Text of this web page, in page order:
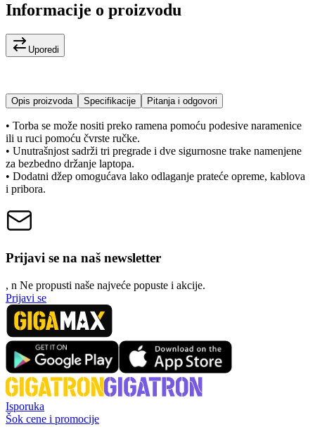
Informacije o proizvodu
Uporedi
Opis proizvoda Specifikacije Pitanja i odgovori
• Torba se može nositi preko ramena pomoću podesive naramenice
ili u ruci pomoću čvrste ručke.
• Unutrašnjost sadrži tri pregrade i dve sigurnosne trake namenjene
za bezbedno držanje laptopa.
• Dodatni džep omogućava lako odlaganje prateće opreme, kablova
i pribora.
Prijavi se na naš newsletter
, n Ne propusti naše najveće popuste i akcije.
Prijavi se
Isporuka
Šok cene i promocije